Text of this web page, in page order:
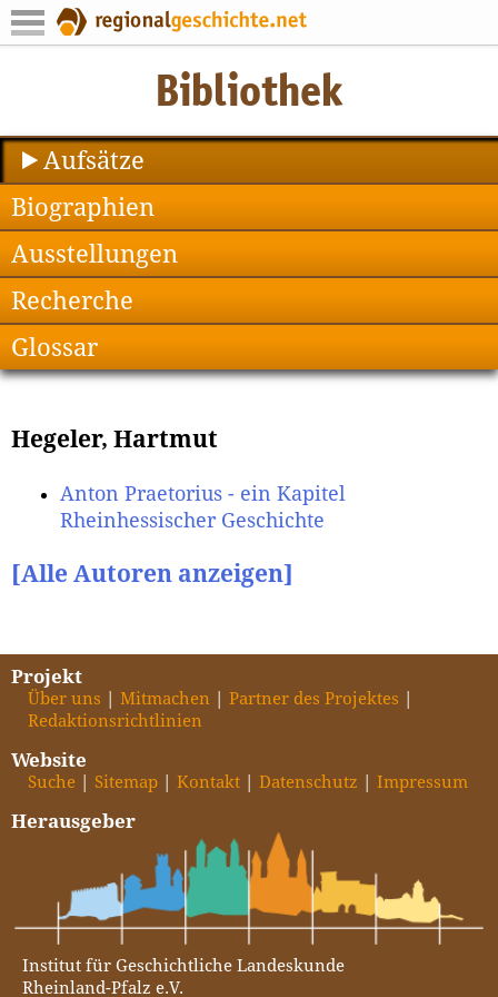
Aufsätze
Biographien
Ausstellungen
Recherche
Glossar
Hegeler, Hartmut
Anton Praetorius - ein Kapitel
Rheinhessischer Geschichte
[Alle Autoren anzeigen]
Projekt
Über uns Mitmachen
Partner des Projektes
Redaktionsrichtlinien
Website
Suche Sitemap Kontakt Datenschutz Impressum
Herausgeber
Institut für Geschichtliche Landeskunde
Rheinland-Pfalz e.V.